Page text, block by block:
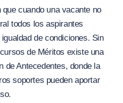
cuando una vacante no
todos los aspirantes
de condiciones. Sin
de Méritos existe una
de Antecedentes, donde la
soportes pueden aportar